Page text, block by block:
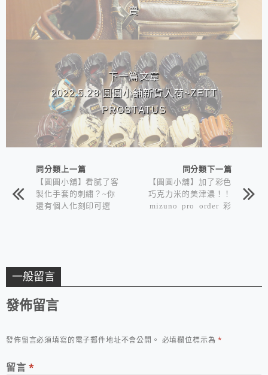
賣
下一篇文章
2022.5.28 圓圓小舖新貨入荷~ZETT
PROSTATUS
同分類上一篇
【圓圓小舖】看膩了客
製化手套的刺繡？~你
還有個人化刻印可選
同分類下一篇
【圓圓小舖】加了彩色
巧克力米的美津濃！！
mizuno pro order 彩
一般留言
發佈留言
發佈留言必須填寫的電子郵件地址不會公開。 必填欄位標示為*
留言 *